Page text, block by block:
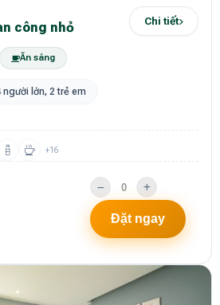
công nhỏ Chi tiết
Ăn sáng
người lớn, 2 trẻ em
+16
Đặt ngay